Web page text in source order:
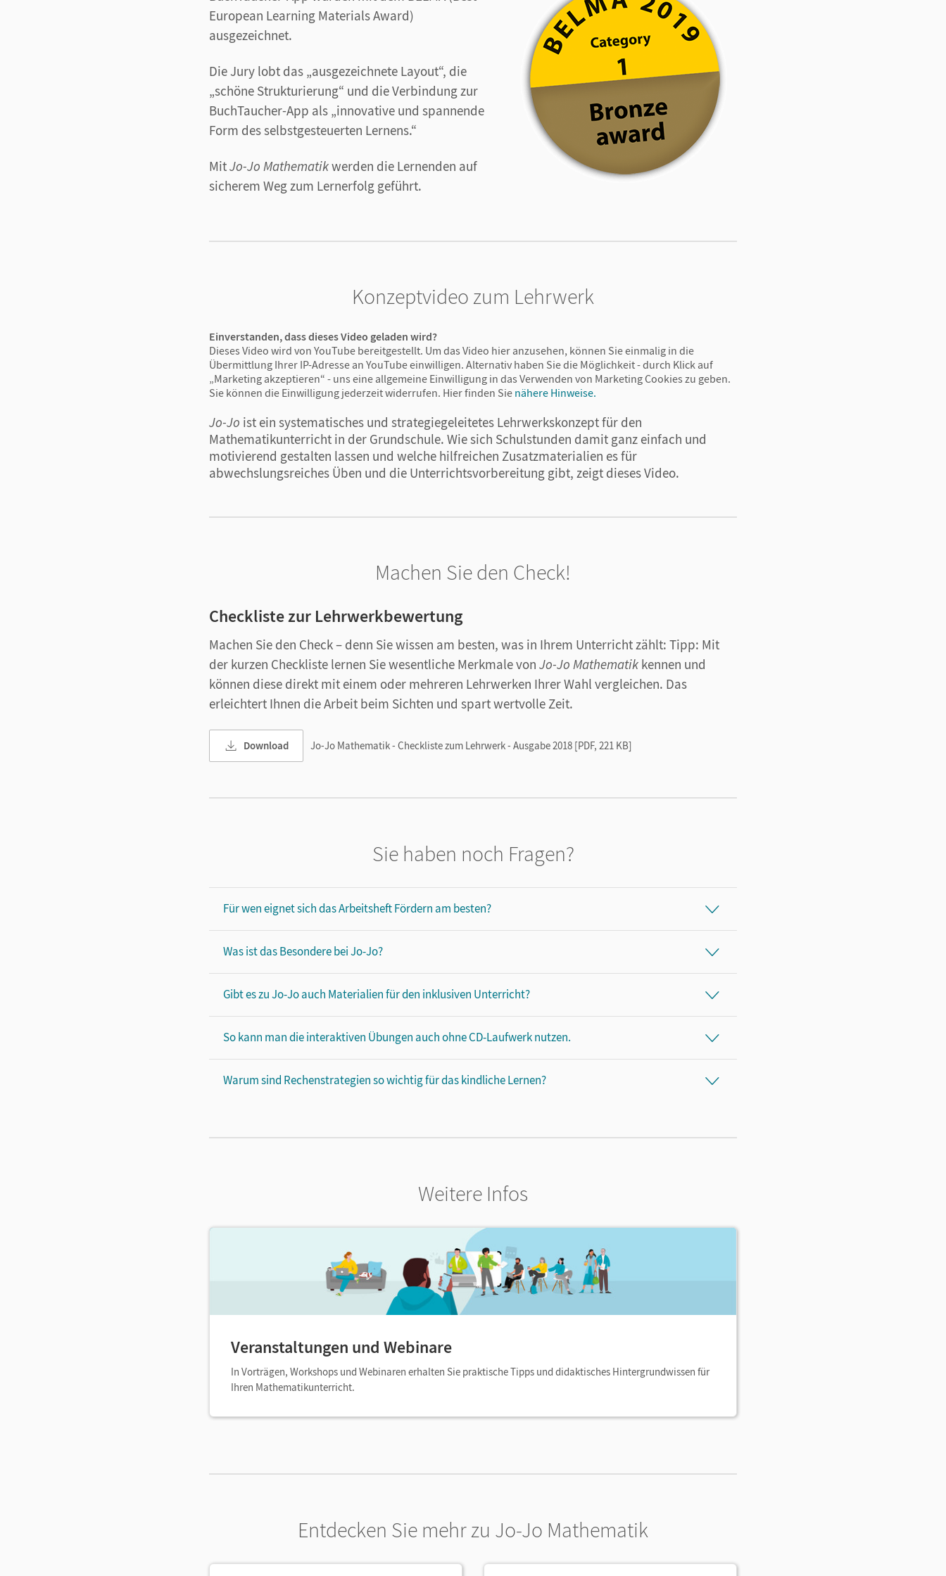
European Learning Materials Award)
ausgezeichnet.
Die Jury lobt das „ausgezeichnete Layout“, die
„schöne Strukturierung“ und die Verbindung zur
BuchTaucher-App als „innovative und spannende
Form des selbstgesteuerten Lernens.“
MitJo-Jo Mathematikwerden die Lernenden auf
sicherem Weg zum Lernerfolg geführt.
Konzeptvideo zum Lehrwerk
Einverstanden, dass dieses Video geladen wird?
Dieses Video wird von YouTube bereitgestellt. Um das Video hier anzusehen, können Sie einmalig in die
Übermittlung Ihrer IP-Adresse an YouTube einwilligen. Alternativ haben Sie die Möglichkeit - durch Klick auf
„Marketing akzeptieren“ - uns eine allgemeine Einwilligung in das Verwenden von Marketing Cookies zu geben.
Sie können die Einwilligung jederzeit widerrufen. Hier finden Sie nähere Hinweise.
Jo-Jo ist ein systematisches und strategiegeleitetes Lehrwerkskonzept für den
Mathematikunterricht in der Grundschule. Wie sich Schulstunden damit ganz einfach und
motivierend gestalten lassen und welche hilfreichen Zusatzmaterialien es für
abwechslungsreiches Üben und die Unterrichtsvorbereitung gibt, zeigt dieses Video.
Machen Sie den Check!
Checkliste zur Lehrwerkbewertung
Machen Sie den Check – denn Sie wissen am besten, was in Ihrem Unterricht zählt: Tipp: Mit
der kurzen Checkliste lernen Sie wesentliche Merkmale von Jo-Jo Mathematik kennen und
können diese direkt mit einem oder mehreren Lehrwerken Ihrer Wahl vergleichen. Das
erleichtert Ihnen die Arbeit beim Sichten und spart wertvolle Zeit.
Download Jo-Jo Mathematik - Checkliste zum Lehrwerk - Ausgabe 2018 [PDF, 221 KB]
Sie haben noch Fragen?
Für wen eignet sich das Arbeitsheft Fördern am besten?
Was ist das Besondere bei Jo-Jo?
Gibt es zu Jo-Jo auch Materialien für den inklusiven Unterricht?
So kann man die interaktiven Übungen auch ohne CD-Laufwerk nutzen.
Warum sind Rechenstrategien so wichtig für das kindliche Lernen?
Weitere Infos
Veranstaltungen und Webinare
In Vorträgen, Workshops und Webinaren erhalten Sie praktische Tipps und didaktisches Hintergrundwissen für
Ihren Mathematikunterricht.
Entdecken Sie mehr zu Jo-Jo Mathematik